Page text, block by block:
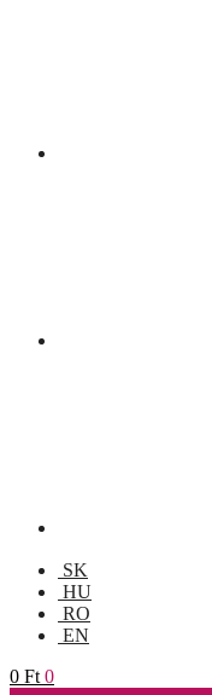
SK
HU
RO
EN
0 Ft 0